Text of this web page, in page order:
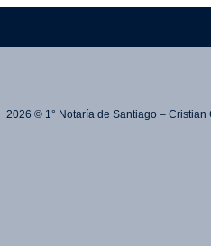
2026 © 1° Notaría de Santiago – Cristian